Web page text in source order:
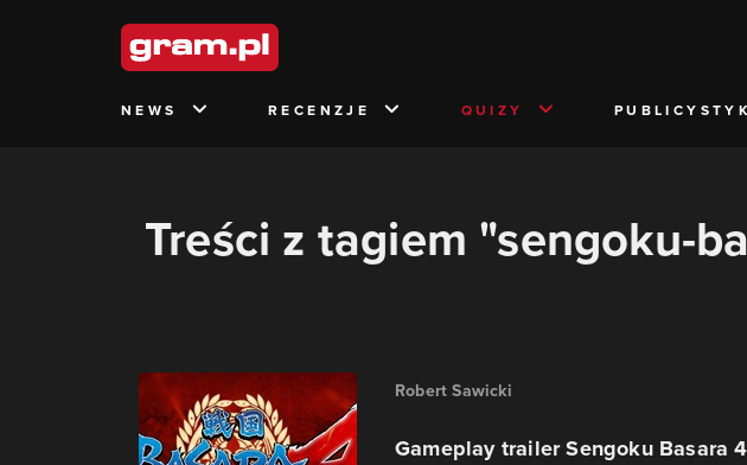
NEWS RECENZJE QUIZY
Treści z tagiem "sengoku-
Robert Sawicki
Gameplay trailer Sengoku Basara